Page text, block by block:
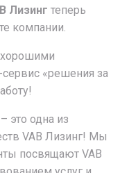
Лизинг теперь
компании.
хорошими
«решения за
это одна из
VAB Лизинг! Мы
посвящают VAB